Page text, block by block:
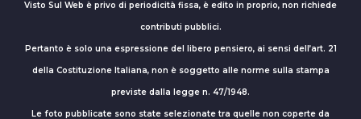
Visto Sul Web è privo di periodicità fissa, è edito in proprio, non richiede
contributi pubblici.
Pertanto è solo una espressione del libero pensiero, ai sensi dell’art. 21
della Costituzione Italiana, non è soggetto alle norme sulla stampa
previste dalla legge n. 47/1948.
Le foto pubblicate sono state selezionate tra quelle non coperte da